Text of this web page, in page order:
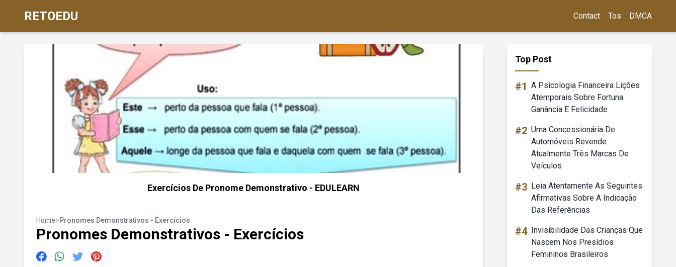
RETOEDU Contact Tos DMCA
Exercícios De Pronome Demonstrativo - EDULEARN
Home>Pronomes Demonstrativos - Exercícios
Pronomes Demonstrativos - Exercícios
Top Post
#1 A Psicologia Financeira Lições
Atemporais Sobre Fortuna
Ganância E Felicidade
#2 Uma Concessionária De
Automóveis Revende
Atualmente Três Marcas De
Veículos
#3 Leia Atentamente As Seguintes
Afirmativas Sobre A Indicação
Das Referências
#4 Invisibilidade Das Crianças Que
Nascem Nos Presídios
Femininos Brasileiros